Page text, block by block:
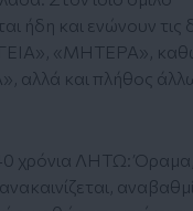
ήδη και ενώνουν τις
«ΜΗΤΕΡΑ»,
και πλήθος
χρόνια ΛΗΤΩ: